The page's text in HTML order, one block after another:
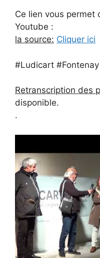
Ce lien vous permet
Youtube :
la source: Cliquer ici
#Ludicart
Retranscription des
disponible.
.